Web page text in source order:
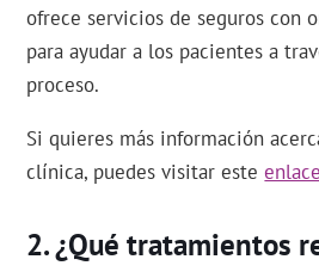
ofrece servicios de seguros con
para ayudar a los pacientes a
proceso.
Si quieres más información
clínica, puedes visitar esteenlace
¿Qué tratamientos